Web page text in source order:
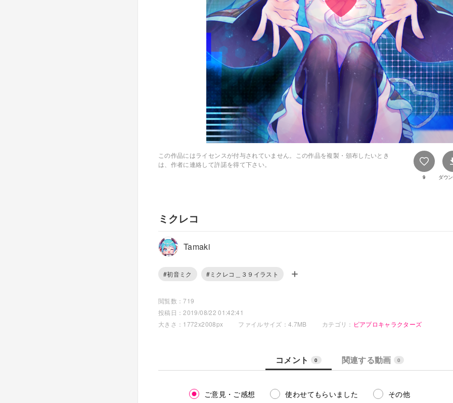
この作品にはライセンスが付与されていません。この作品を複製・頒布したいとき
は、作者に連絡して許諾を得て下さい。
9 ダウ
ミクレコ
Tamaki
#初音ミク #ミクレコ＿３９イラスト
閲覧数：719
投稿日：2019/08/22 01:42:41
大きさ：1772x2008px
ファイルサイズ：4.7MB カテゴリ： ピアプロキャラクターズ
コメント 0 関連する動画 0
ご意見・ご感想 使わせてもらいました その他